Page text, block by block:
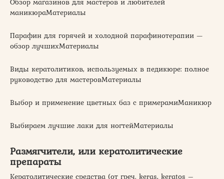
маникюраМатериалы
Парафин для горячей и холодной парафинотерапии —
обзор лучшихМатериалы
Виды кератолитиков, используемых в педикюре: полное
руководство для мастеровМатериалы
Выбор и применение цветных баз с примерамиМаникюр
Выбираем лучшие лаки для ногтейМатериалы
Размягчители, или кератолитические
препараты
Кератолитические средства (от греч. keras, keratos –